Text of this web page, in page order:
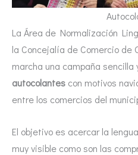
La Área de Normalización
la Concejalía de Comercio de
marcha una campaña
autocolantes con motivos
entre los comercios del
El objetivo es acercar la
muy visible como son las